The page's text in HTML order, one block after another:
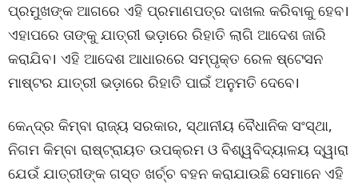
ପ୍ରମୁଖଙ୍କ ଆଗରେ ଏହି ପ୍ରମାଣପତ୍ର ଦାଖଲ କରିବାକୁ ହେବ।
ଏହାପରେ ତାଙ୍କୁ ଯାତ୍ରୀ ଭଡ଼ାରେ ରିହାତି ଲାଗି ଆଦେଶ ଜାରି
କରାଯିବ। ଏହି ଆଦେଶ ଆଧାରରେ ସମ୍ପୃକ୍ତ ରେଳ ଷ୍ଟେସନ
ମାଷ୍ଟର ଯାତ୍ରୀ ଭଡ଼ାରେ ରିହାତି ପାଇଁ ଅନୁମତି ଦେବେ।
କେନ୍ଦ୍ର କିମ୍ବା ରାଜ୍ୟ ସରକାର, ସ୍ଥାନୀୟ ବୈଧାନିକ ସଂସ୍ଥା,
ନିଗମ କିମ୍ବା ରାଷ୍ଟ୍ରାୟତ ଉପକ୍ରମ ଓ ବିଶ୍ୱବିଦ୍ୟାଳୟ ଦ୍ୱାରା
ଯେଉଁ ଯାତ୍ରୀଙ୍କ ଗସ୍ତ ଖର୍ଚ୍ଚ ବହନ କରାଯାଉଛି ସେମାନେ ଏହି